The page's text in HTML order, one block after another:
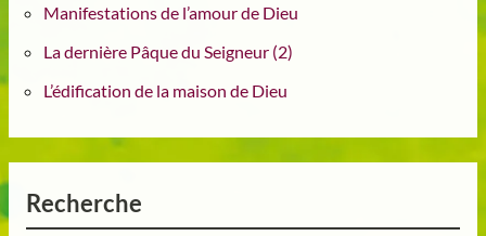
Manifestations de l’amour de Dieu
La dernière Pâque du Seigneur (2)
L’édification de la maison de Dieu
Recherche